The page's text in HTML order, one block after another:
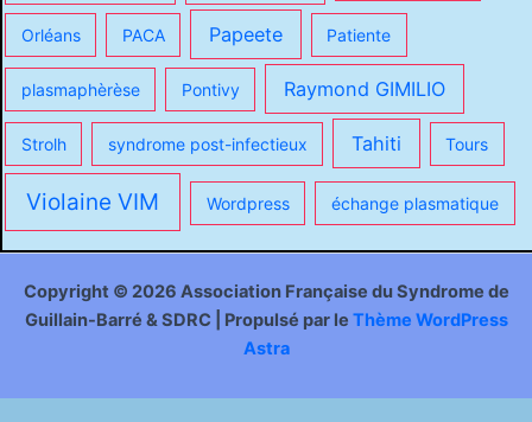
Orléans PACA Papeete Patiente
plasmaphèrèse Pontivy Raymond GIMILIO
Strolh syndrome post-infectieux Tahiti Tours
Violaine VIM Wordpress échange plasmatique
Copyright © 2026 Association Française du Syndrome de
Guillain-Barré & SDRC | Propulsé par le Thème WordPress
Astra